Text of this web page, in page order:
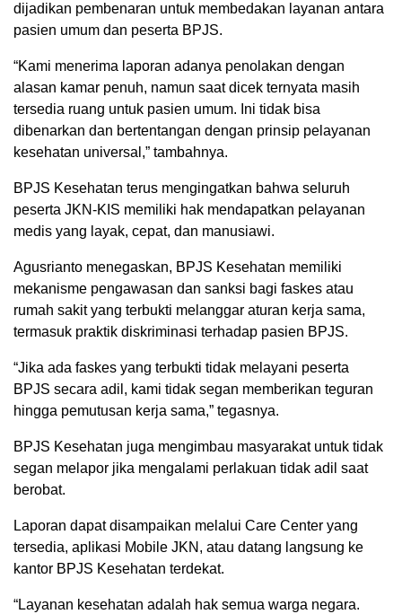
dijadikan pembenaran untuk membedakan layanan antara
pasien umum dan peserta BPJS.
“Kami menerima laporan adanya penolakan dengan
alasan kamar penuh, namun saat dicek ternyata masih
tersedia ruang untuk pasien umum. Ini tidak bisa
dibenarkan dan bertentangan dengan prinsip pelayanan
kesehatan universal,” tambahnya.
BPJS Kesehatan terus mengingatkan bahwa seluruh
peserta JKN-KIS memiliki hak mendapatkan pelayanan
medis yang layak, cepat, dan manusiawi.
Agusrianto menegaskan, BPJS Kesehatan memiliki
mekanisme pengawasan dan sanksi bagi faskes atau
rumah sakit yang terbukti melanggar aturan kerja sama,
termasuk praktik diskriminasi terhadap pasien BPJS.
“Jika ada faskes yang terbukti tidak melayani peserta
BPJS secara adil, kami tidak segan memberikan teguran
hingga pemutusan kerja sama,” tegasnya.
BPJS Kesehatan juga mengimbau masyarakat untuk tidak
segan melapor jika mengalami perlakuan tidak adil saat
berobat.
Laporan dapat disampaikan melalui Care Center yang
tersedia, aplikasi Mobile JKN, atau datang langsung ke
kantor BPJS Kesehatan terdekat.
“Layanan kesehatan adalah hak semua warga negara.